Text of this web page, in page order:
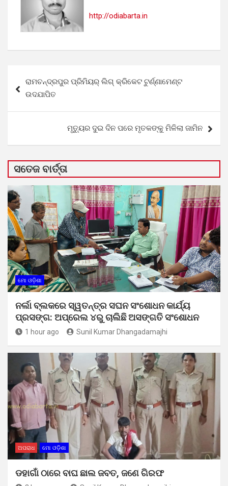
http://odiabarta.in
navigation
ରାମଚନ୍ଦ୍ରପୁର ପ୍ରିମିୟର୍ ଲିଗ୍ କ୍ରିକେଟ ଟୁର୍ଣ୍ଣାମେଣ୍ଟ
ଉଦଯାପିତ
ମୃତ୍ୟୁର ଦୁଇ ଦିନ ପରେ ମୃତକଙ୍କୁ ମିଳିଲା ଜାମିନ
ସତେଜ ବାର୍ତ୍ତା
ମୋ ଓଡ଼ିଶା
ନର୍ଲା ବ୍ଲକରେ ସ୍ୱତନ୍ତ୍ର ସଘନ ସଂଶୋଧନ କାର୍ଯ୍ୟ
ପ୍ରସଙ୍ଗ: ଅପ୍ରେଲ ୪ରୁ ଚାଲିଛି ଅସଙ୍ଗତି ସଂଶୋଧନ
1 hour ago Sunil Kumar Dhangadamajhi
ଅପରାଧ ମୋ ଓଡ଼ିଶା
ଡହାଗାଁ ଠାରେ ବାଘ ଛାଲ ଜବତ, ଜଣେ ଗିରଫ